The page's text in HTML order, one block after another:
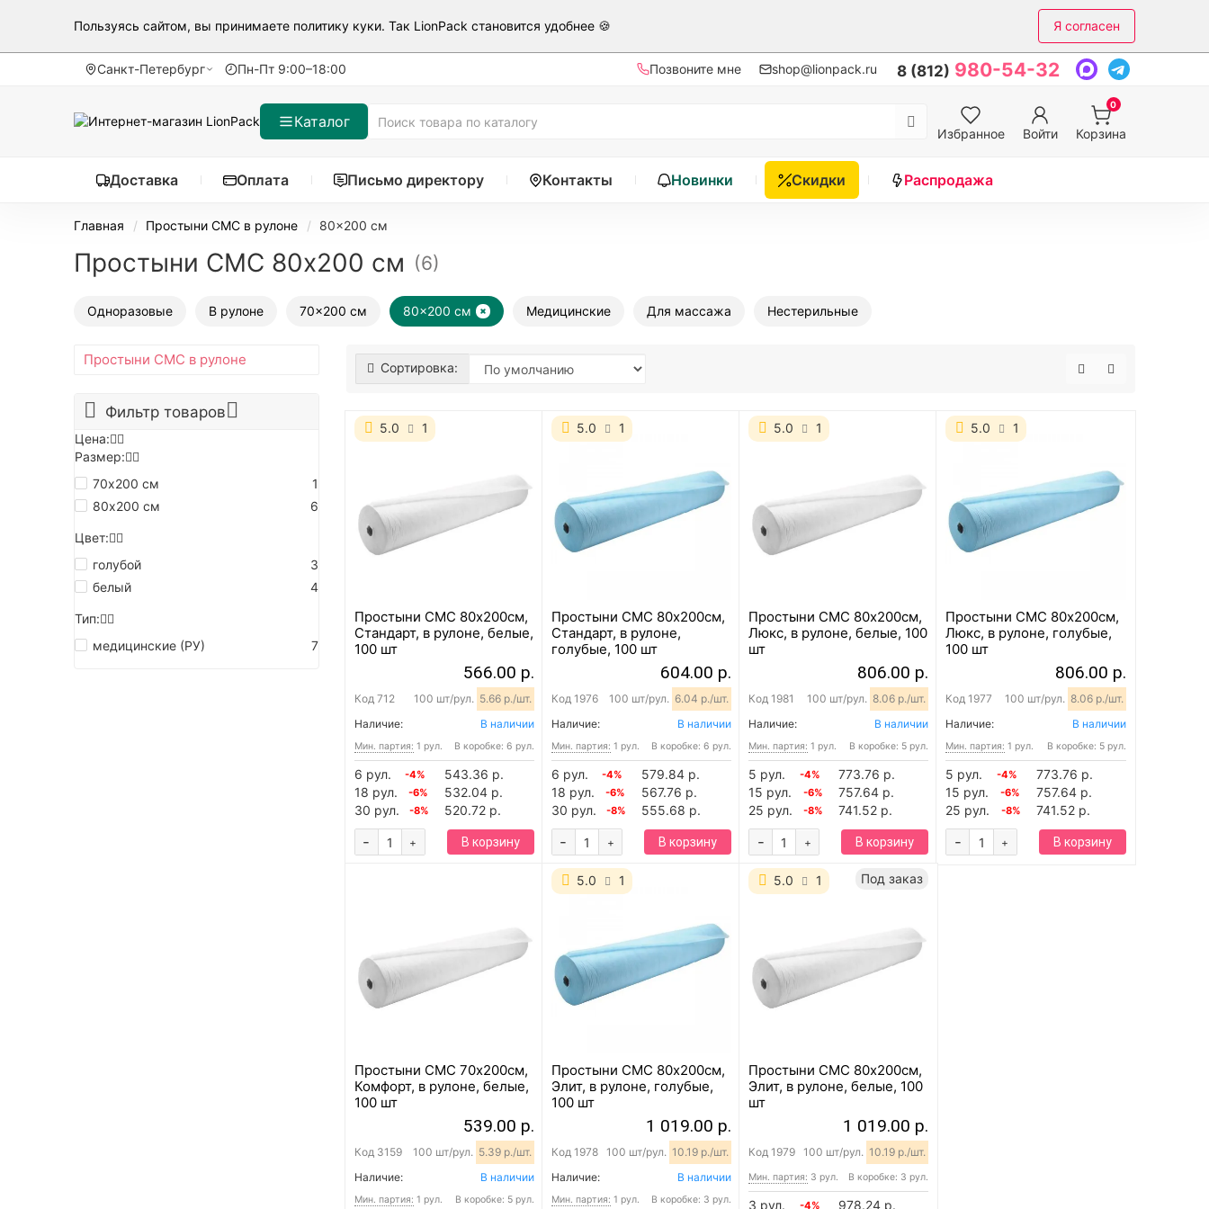
Пользуясь сайтом, вы принимаете политику куки. Так LionPack становится удобнее 🍪 Я согласен
Санкт-Петербург Пн-Пт 9:00–18:00 Позвоните мне shop@lionpack.ru 8 (812) 980-54-32
Каталог
Избранное Войти
0
Корзина
Доставка Оплата Письмо директору Контакты Новинки Скидки Распродажа
Главная Простыни СМС в рулоне 80x200 см
Простыни СМС 80x200 см (6)
Одноразовые В рулоне 70x200 см 80x200 см Медицинские Для массажа Нестерильные
Простыни СМС в рулоне
Фильтр товаров
Цена:
Размер:
70х200 см
1
80х200 см
6
Цвет:
голубой
3
белый
4
Тип:
медицинские (РУ)
7
Сортировка:
5.0 1
Простыни СМС 80х200см,
Стандарт, в рулоне, белые,
100 шт
566.00 р.
Код 712 100 шт/рул. 5.66 р./шт.
Наличие:
В наличии
Мин. партия: 1 рул. В коробке: 6 рул.
6 рул. -4%
543.36 р.
18 рул.
-6%
532.04 р.
30 рул.
-8% 520.72 р.
+
- В корзину
5.0 1
Простыни СМС 80х200см,
Стандарт, в рулоне,
голубые, 100 шт
604.00 р.
Код 1976 100 шт/рул. 6.04 р./шт.
Наличие:
В наличии
Мин. партия: 1 рул. В коробке: 6 рул.
6 рул. -4%
579.84 р.
18 рул.
-6%
567.76 р.
30 рул.
-8% 555.68 р.
+
- В корзину
5.0 1
Простыни СМС 80х200см,
Люкс, в рулоне, белые, 100
шт
806.00 р.
Код1981 100 шт/рул. 8.06 р./шт.
Наличие:
В наличии
Мин. партия: 1 рул. В коробке: 5 рул.
5 рул. -4%
773.76 р.
15 рул.
-6%
757.64 р.
25 рул.
-8% 741.52 р.
+
- В корзину
5.0 1
Простыни СМС 80х200см,
Люкс, в рулоне, голубые,
100 шт
806.00 р.
Код1977 100 шт/рул. 8.06 р./шт.
Наличие:
В наличии
Мин. партия: 1 рул. В коробке: 5 рул.
5 рул. -4%
773.76 р.
15 рул.
-6%
757.64 р.
25 рул.
-8% 741.52 р.
+
- В корзину
Простыни СМС 70х200см,
Комфорт, в рулоне, белые,
100 шт
539.00 р.
Код 3159 100 шт/рул. 5.39 р./шт.
Наличие:
В наличии
Мин. партия: 1 рул. В коробке: 5 рул.
5.0 1
Простыни СМС 80х200см,
Элит, в рулоне, голубые,
100 шт
1 019.00 р.
Код 1978 100 шт/рул. 10.19 р./шт.
Наличие:
В наличии
Мин. партия: 1 рул. В коробке: 3 рул.
5.0 1 Под заказ
Простыни СМС 80х200см,
Элит, в рулоне, белые, 100
шт
1 019.00 р.
Код1979 100 шт/рул. 10.19 р./шт.
Мин. партия: 3 рул. В коробке: 3 рул.
3 рул. -4% 978.24 р.